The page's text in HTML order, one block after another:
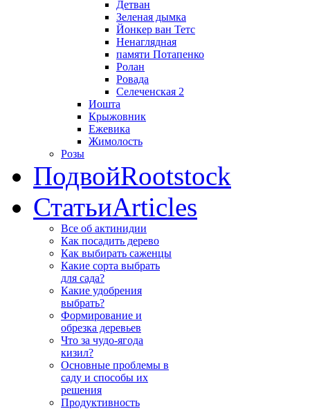
Детван
Зеленая дымка
Йонкер ван Тетс
Ненаглядная
памяти Потапенко
Ролан
Ровада
Селеченская 2
Иошта
Крыжовник
Ежевика
Жимолость
Розы
ПодвойRootstock
СтатьиArticles
Все об актинидии
Как посадить дерево
Как выбирать саженцы
Какие сорта выбрать
для сада?
Какие удобрения
выбрать?
Формирование и
обрезка деревьев
Что за чудо-ягода
кизил?
Основные проблемы в
саду и способы их
решения
Продуктивность